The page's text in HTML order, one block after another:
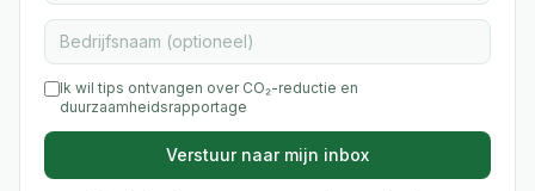
Ik wil tips ontvangen over CO₂-reductie en
duurzaamheidsrapportage
Verstuur naar mijn inbox